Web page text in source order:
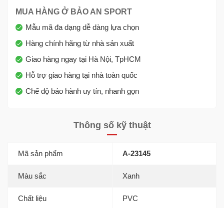
MUA HÀNG Ở BẢO AN SPORT
Mẫu mã đa dạng dễ dàng lựa chọn
Hàng chính hãng từ nhà sản xuất
Giao hàng ngay tại Hà Nội, TpHCM
Hỗ trợ giao hàng tại nhà toàn quốc
Chế độ bảo hành uy tín, nhanh gọn
Thông số kỹ thuật
Mã sản phẩm A-23145
Màu sắc Xanh
Chất liệu PVC